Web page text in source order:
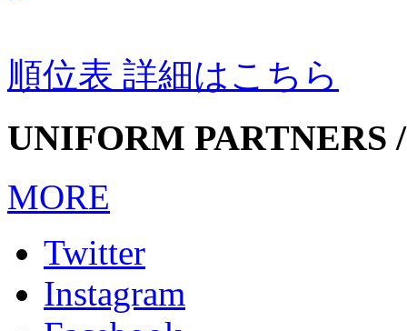
順位表 詳細はこちら
UNIFORM PARTNERS
MORE
Twitter
Instagram